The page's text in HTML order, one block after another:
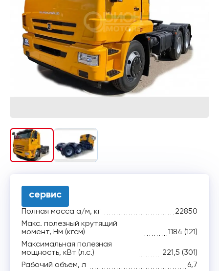
сервис
Полная масса а/м, кг
22850
Макс. полезный крутящий
момент, Нм (кгсм)
1184 (121)
Максимальная полезная
мощность, кВт (л.с.)
221,5 (301)
Рабочий объем, л
6,7